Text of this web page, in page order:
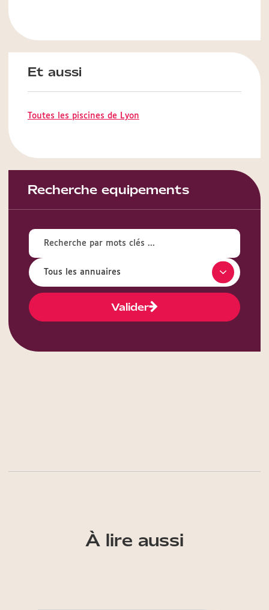
Et aussi
Toutes les piscines de Lyon
Recherche equipements
Valider
À lire aussi